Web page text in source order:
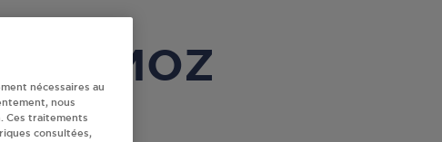
DIEMOZ
nécessaires au
nous
Ces traitements
consultées,